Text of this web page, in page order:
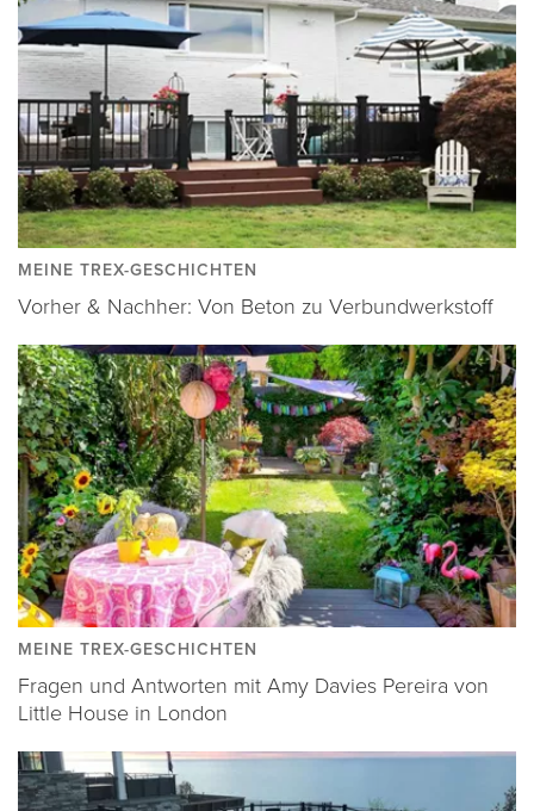
MEINE TREX-GESCHICHTEN
Vorher & Nachher: Von Beton zu Verbundwerkstoff
MEINE TREX-GESCHICHTEN
Fragen und Antworten mit Amy Davies Pereira von
Little House in London